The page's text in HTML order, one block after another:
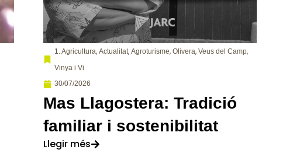
1. Agricultura, Actualitat, Agroturisme, Olivera, Veus del Camp,
Vinya i Vi
30/07/2026
Mas Llagostera: Tradició
familiar i sostenibilitat
Llegir més